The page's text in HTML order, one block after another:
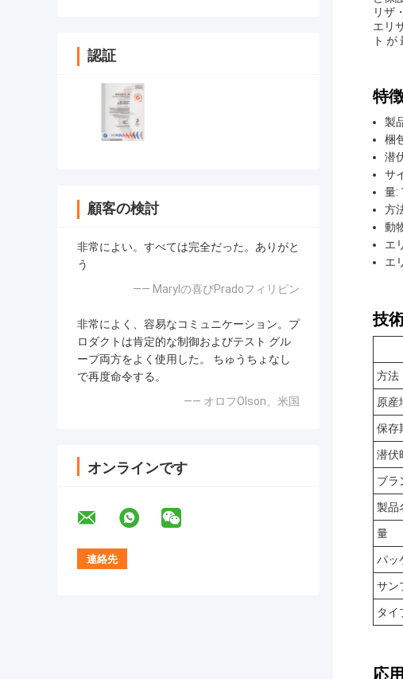
認証
顧客の検討
非常によい。すべては完全だった。ありがと
う
—— Marylの喜びPradoフィリピン
非常によく、容易なコミュニケーション。プ
ロダクトは肯定的な制御およびテスト グル
ープ両方をよく使用した。 ちゅうちょなし
で再度命令する。
—— オロフOlson、米国
オンラインです
リザ
エリ
ト
特
製
梱
潜
サ
量:
方
動
エ
エ
技
方法
原産
保存
潜伏
ブラ
製品
量
パッ
サン
タイ
応